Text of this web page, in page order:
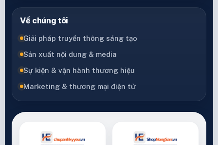
Về chúng tôi
Giải pháp truyền thông sáng tạo
Sản xuất nội dung & media
Sự kiện & vận hành thương hiệu
Marketing & thương mại điện tử